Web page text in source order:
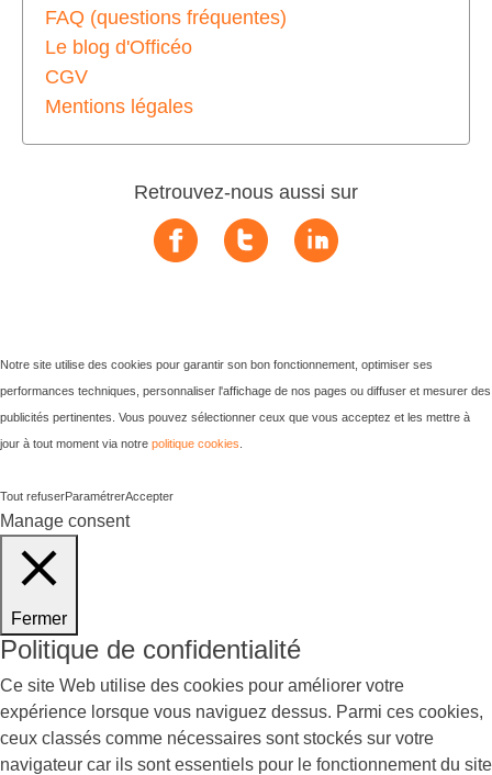
FAQ (questions fréquentes)
Le blog d'Officéo
CGV
Mentions légales
Retrouvez-nous aussi sur
Notre site utilise des cookies pour garantir son bon fonctionnement, optimiser ses
performances techniques, personnaliser l'affichage de nos pages ou diffuser et mesurer des
publicités pertinentes. Vous pouvez sélectionner ceux que vous acceptez et les mettre à
jour à tout moment via notre politique cookies
Tout refuserParamétrerAccepter
Manage consent
Fermer
Politique de confidentialité
Ce site Web utilise des cookies pour améliorer votre
expérience lorsque vous naviguez dessus. Parmi ces cookies,
ceux classés comme nécessaires sont stockés sur votre
navigateur car ils sont essentiels pour le fonctionnement du site